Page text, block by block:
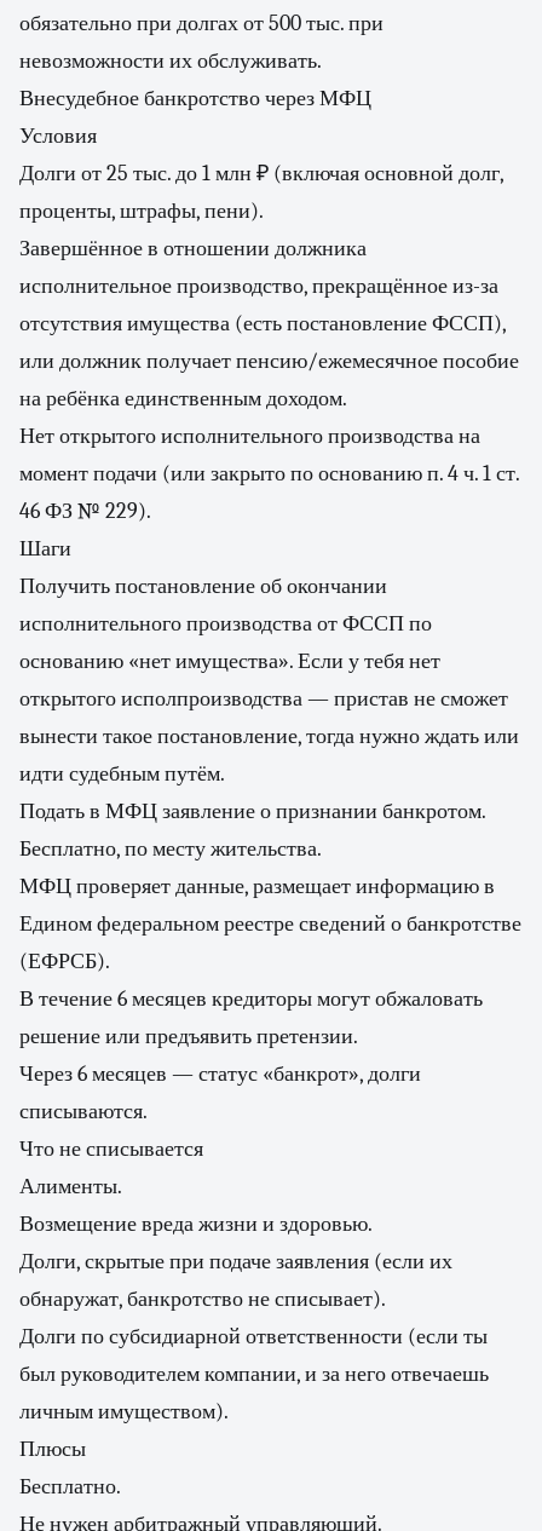
обязательно при долгах от 500 тыс. при
невозможности их обслуживать.
Внесудебное банкротство через МФЦ
Условия
Долги от 25 тыс. до 1 млн ₽ (включая основной долг,
проценты, штрафы, пени).
Завершённое в отношении должника
исполнительное производство, прекращённое из-за
отсутствия имущества (есть постановление ФССП),
или должник получает пенсию/ежемесячное пособие
на ребёнка единственным доходом.
Нет открытого исполнительного производства на
момент подачи (или закрыто по основанию п. 4 ч. 1 ст.
46 ФЗ № 229).
Шаги
Получить постановление об окончании
исполнительного производства от ФССП по
основанию «нет имущества». Если у тебя нет
открытого исполпроизводства — пристав не сможет
вынести такое постановление, тогда нужно ждать или
идти судебным путём.
Подать в МФЦ заявление о признании банкротом.
Бесплатно, по месту жительства.
МФЦ проверяет данные, размещает информацию в
Едином федеральном реестре сведений о банкротстве
(ЕФРСБ).
В течение 6 месяцев кредиторы могут обжаловать
решение или предъявить претензии.
Через 6 месяцев — статус «банкрот», долги
списываются.
Что не списывается
Алименты.
Возмещение вреда жизни и здоровью.
Долги, скрытые при подаче заявления (если их
обнаружат, банкротство не списывает).
Долги по субсидиарной ответственности (если ты
был руководителем компании, и за него отвечаешь
личным имуществом).
Плюсы
Бесплатно.
Не нужен арбитражный управляющий.